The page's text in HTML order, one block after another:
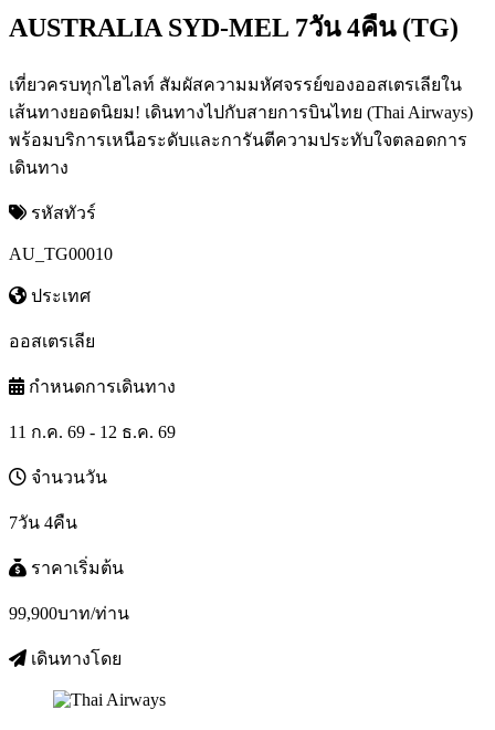
AUSTRALIA SYD-MEL 7วัน 4คืน (TG)
เที่ยวครบทุกไฮไลท์ สัมผัสความมหัศจรรย์ของออสเตรเลียใน
เส้นทางยอดนิยม! เดินทางไปกับสายการบินไทย (Thai Airways)
พร้อมบริการเหนือระดับและการันตีความประทับใจตลอดการ
เดินทาง
รหัสทัวร์
AU_TG00010
ประเทศ
ออสเตรเลีย
กำหนดการเดินทาง
11 ก.ค. 69 - 12 ธ.ค. 69
จำนวนวัน
7วัน 4คืน
ราคาเริ่มต้น
99,900บาท/ท่าน
เดินทางโดย